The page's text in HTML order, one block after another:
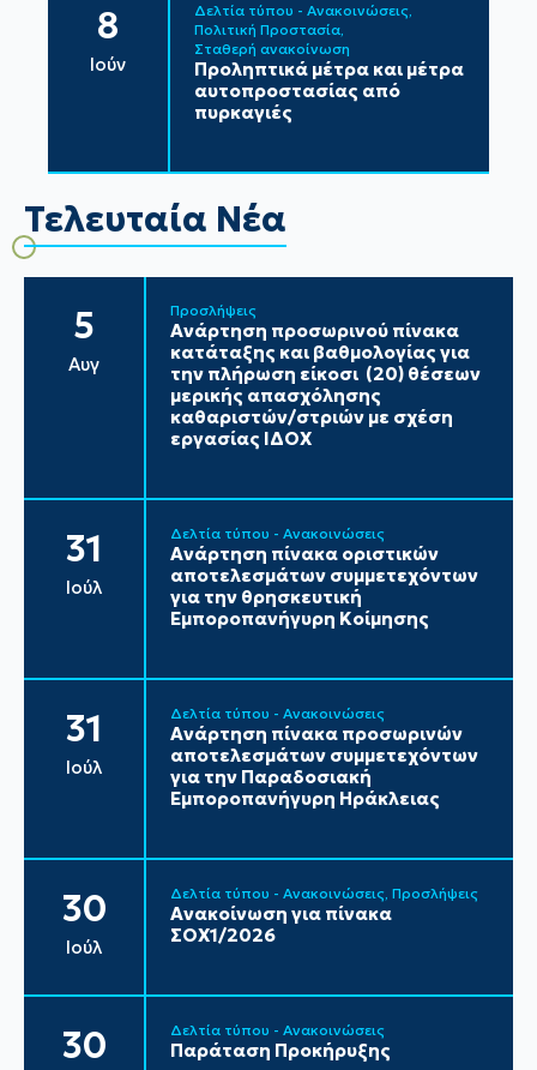
8
Ιούν
Δελτία τύπου - Ανακοινώσεις
Πολιτική Προστασία
Σταθερή ανακοίνωση
Προληπτικά μέτρα και μέτρα
αυτοπροστασίας από
πυρκαγιές
Τελευταία Νέα
5
Αυγ
Προσλήψεις
Ανάρτηση προσωρινού πίνακα
κατάταξης και βαθμολογίας για
την πλήρωση είκοσι (20) θέσεων
μερικής απασχόλησης
καθαριστών/στριών με σχέση
εργασίας ΙΔΟΧ
31
Ιούλ
Δελτία τύπου - Ανακοινώσεις
Ανάρτηση πίνακα οριστικών
αποτελεσμάτων συμμετεχόντων
για την θρησκευτική
Εμποροπανήγυρη Κοίμησης
31
Ιούλ
Δελτία τύπου - Ανακοινώσεις
Ανάρτηση πίνακα προσωρινών
αποτελεσμάτων συμμετεχόντων
για την Παραδοσιακή
Εμποροπανήγυρη Ηράκλειας
30
Ιούλ
Δελτία τύπου - Ανακοινώσεις Προσλήψεις
Ανακοίνωση για πίνακα
ΣΟΧ1/2026
30 Δελτία τύπου - Ανακοινώσεις
Παράταση Προκήρυξης